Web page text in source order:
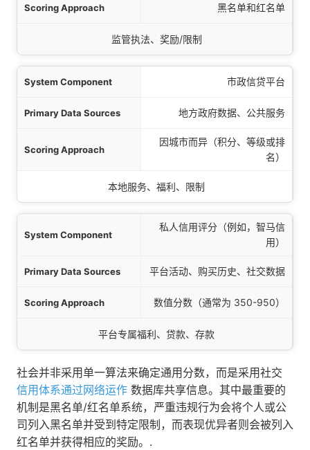
黑名单和红名单
监管执法、奖励/限制
市政信贷平台
地方政府数据、公共服务
因城市而异（积分、等级或排
名）
本地服务、福利、限制
私人信用评分（例如，智马信
用）
平台活动、购买历史、社交数据
数值分数（通常为 350-950）
平台专属福利、贷款、存款
社会并非采用单一算法来确定通用分数，而是采用社交
信用体系通过网络运作 数据库共享信息。其中最重要的
机制是黑名单/红名单系统，严重违规行为会将个人或公
司列入黑名单并受到特定限制，而表现优异者则会被列入
红名单并获得相应的奖励。.